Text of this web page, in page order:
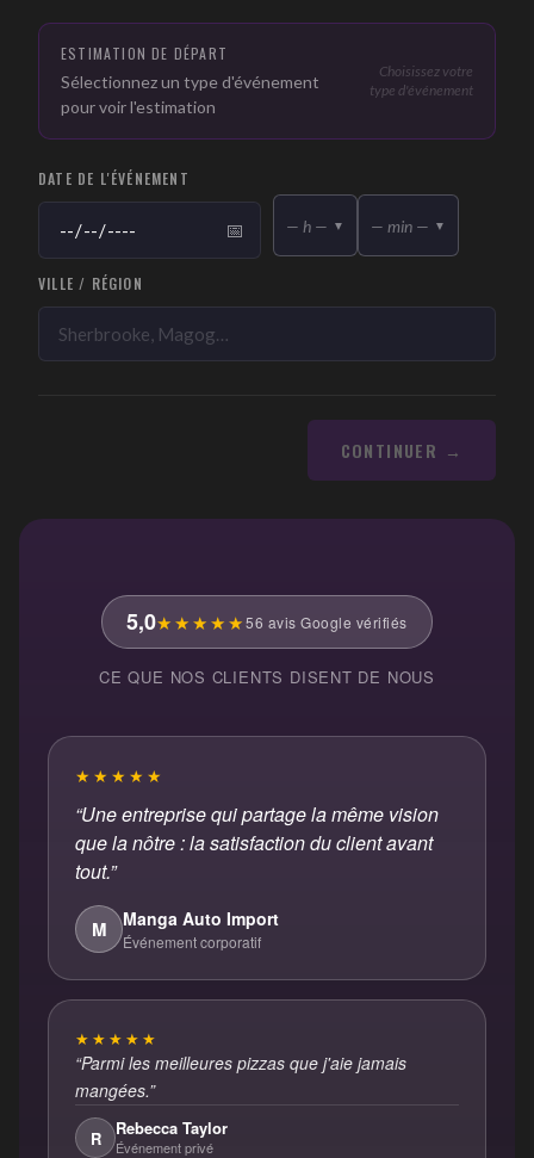
ESTIMATION DE DÉPART
Sélectionnez un type d'événement
pour voir l'estimation
Choisissez votre
type d'événement
DATE DE L'ÉVÉNEMENT
📅 — h — ▼ — min — ▼
VILLE / RÉGION
CONTINUER →
5,0★★★★★56 avis Google vérifiés
CE QUE NOS CLIENTS DISENT DE NOUS
★★★★★
Une entreprise qui partage la même vision
que la nôtre : la satisfaction du client avant
tout.
M Manga Auto Import
Événement corporatif
★★★★★
Parmi les meilleures pizzas que j'aie jamais
mangées.
R Rebecca Taylor
Événement privé